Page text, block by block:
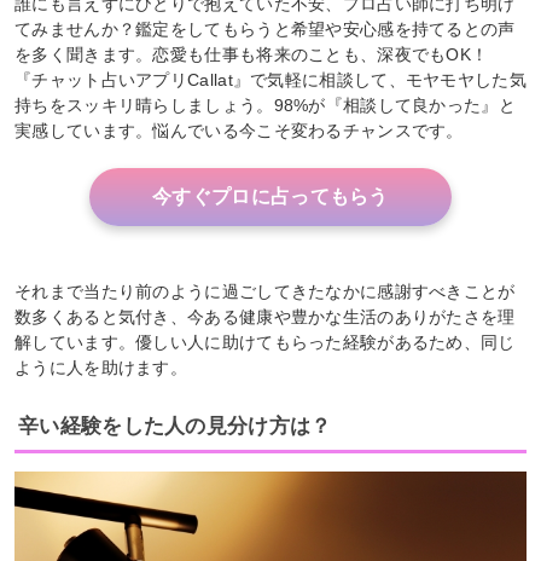
てみませんか？鑑定をしてもらうと希望や安心感を持てるとの声
を多く聞きます。恋愛も仕事も将来のことも、深夜でもOK！
『チャット占いアプリCallat』で気軽に相談して、モヤモヤした気
持ちをスッキリ晴らしましょう。98%が『相談して良かった』と
実感しています。悩んでいる今こそ変わるチャンスです。
今すぐプロに占ってもらう
それまで当たり前のように過ごしてきたなかに感謝すべきことが
数多くあると気付き、今ある健康や豊かな生活のありがたさを理
解しています。優しい人に助けてもらった経験があるため、同じ
ように人を助けます。
辛い経験をした人の見分け方は？